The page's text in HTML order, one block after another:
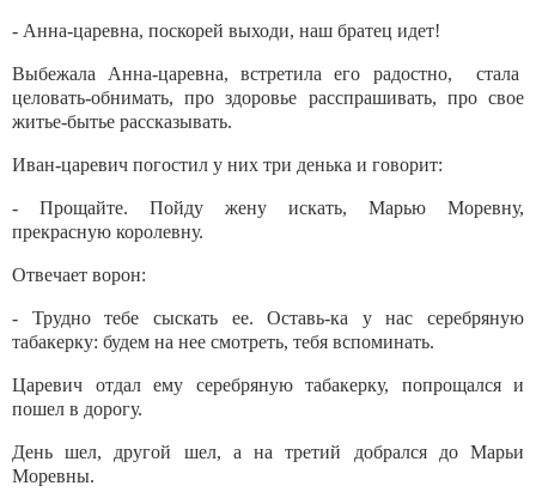
- Анна-царевна, поскорей выходи, наш братец идет!
Выбежала Анна-царевна, встретила его радостно, стала
целовать-обнимать, про здоровье расспрашивать, про свое
житье-бытье рассказывать.
Иван-царевич погостил у них три денька и говорит:
- Прощайте. Пойду жену искать, Марью Моревну,
прекрасную королевну.
Отвечает ворон:
- Трудно тебе сыскать ее. Оставь-ка у нас серебряную
табакерку: будем на нее смотреть, тебя вспоминать.
Царевич отдал ему серебряную табакерку, попрощался и
пошел в дорогу.
День шел, другой шел, а на третий добрался до Марьи
Моревны.